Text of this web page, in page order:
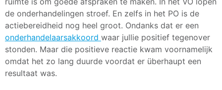
de onderhandelingen stroef. En zelfs in het PO is de
actiebereidheid nog heel groot. Ondanks dat er een
onderhandelaarsakkoord waar jullie positief tegenover
stonden. Maar die positieve reactie kwam voornamelijk
omdat het zo lang duurde voordat er überhaupt een
resultaat was.